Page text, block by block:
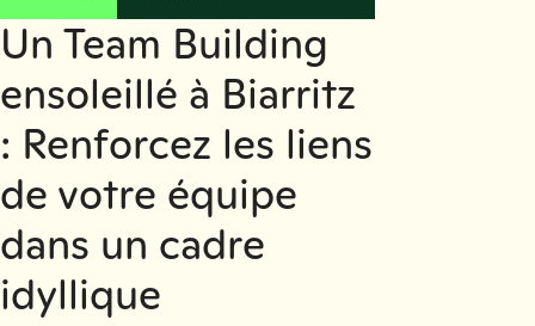
Un Team Building
ensoleillé à Biarritz
: Renforcez les liens
de votre équipe
dans un cadre
idyllique